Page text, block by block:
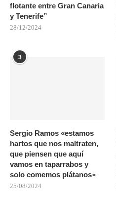
flotante entre Gran Canaria
y Tenerife”
28/12/2024
3
Sergio Ramos «estamos
hartos que nos maltraten,
que piensen que aquí
vamos en taparrabos y
solo comemos plátanos»
25/08/2024